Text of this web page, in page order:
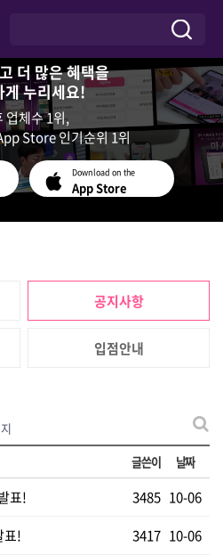
더 많은 혜택을
게 누리세요!
업체수 1위,
Store 인기순위 1위
Download on the
App Store
공지사항
입점안내
글쓴이 날짜
표! 3485 10-06
표!
3417 10-06